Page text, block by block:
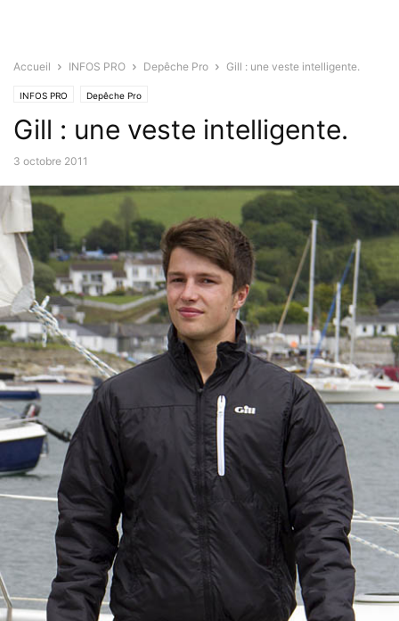
Accueil INFOS PRO Depêche Pro Gill : une veste intelligente.
INFOS PRO Depêche Pro
Gill : une veste intelligente.
3 octobre 2011